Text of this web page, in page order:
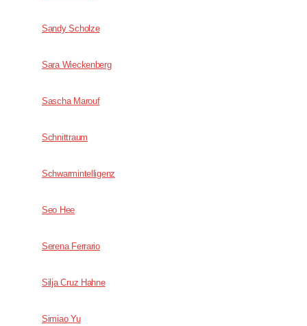
Sandy Scholze
Sara Wieckenberg
Sascha Marouf
Schnittraum
Schwarmintelligenz
Seo Hee
Serena Ferrario
Silja Cruz Hahne
Simiao Yu